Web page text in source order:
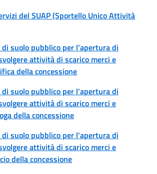
del SUAP (Sportello Unico Attività
di suolo pubblico per l'apertura di
attività di scarico merci e
della concessione
di suolo pubblico per l'apertura di
attività di scarico merci e
della concessione
di suolo pubblico per l'apertura di
attività di scarico merci e
della concessione